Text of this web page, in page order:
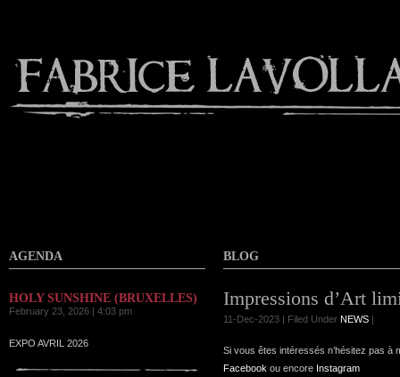
Contact
AGENDA
HOLY SUNSHINE (BRUXELLES)
February 23, 2026 | 4:03 pm
EXPO AVRIL 2026
BLOG
Impressions d’Art
11-Dec-2023 | Filed Under NEWS |
Si vous êtes intéressés n’hésitez pas
Facebook ou encore Instagram